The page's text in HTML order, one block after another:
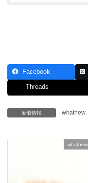
Facebook
Threads
新着情報 whatnew
whatnew